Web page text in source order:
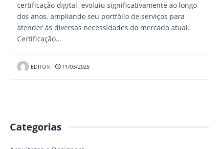
certificação digital, evoluiu significativamente ao longo
dos anos, ampliando seu portfólio de serviços para
atender às diversas necessidades do mercado atual.
Certificação…
EDITOR 11/03/2025
Categorias